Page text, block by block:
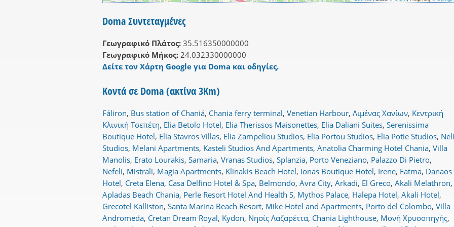
Doma Συντεταγμένες
Γεωγραφικό Πλάτος: 35.516350000000
Γεωγραφικό Μήκος: 24.032330000000
Δείτε τον Χάρτη Google για Doma και οδηγίες.
Κοντά σε Doma (ακτίνα 3Km)
Fáliron, Bus station of Chaniá, Chania ferry terminal, Venetian Harbour, Λιμένας Χανίων, Κεντρική
Κλινική Τσεπέτη, Elia Betolo Hotel, Elia Therissos Maisonettes, Elia Daliani Suites, Serenissima
Boutique Hotel, Elia Stavros Villas, Elia Zampeliou Studios, Elia Portou Studios, Elia Potie Studios, Neli
Studios, Melani Apartments, Kasteli Studios And Apartments, Anatolia Charming Hotel Chania, Villa
Manolis, Erato Lourakis, Samaria, Vranas Studios, Splanzia, Porto Veneziano, Palazzo Di Pietro,
Nefeli, Mistrali, Magia Apartments, Klinakis Beach Hotel, Ionas Boutique Hotel, Irene, Fatma, Danaos
Hotel, Creta Elena, Casa Delfino Hotel & Spa, Belmondo, Avra City, Arkadi, El Greco, Akali Melathron,
Apladas Beach Chania, Perle Resort Hotel And Health S, Mythos Palace, Halepa Hotel, Akali Hotel,
Grecotel Kalliston, Santa Marina Beach Resort, Mike Hotel and Apartments, Porto del Colombo, Villa
Andromeda, Cretan Dream Royal, Kydon, Νησίς Λαζαρέττα, Chania Lighthouse, Μονή Χρυσοπηγής,